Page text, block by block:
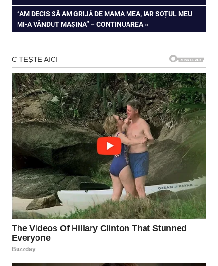
articole
NEXT
POST:
”AM DECIS SĂ AM GRIJĂ DE MAMA MEA, IAR SOȚUL MEU
MI-A VÂNDUT MAȘINA” – CONTINUAREA